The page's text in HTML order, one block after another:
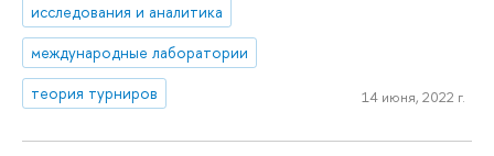
исследования и аналитика
международные лаборатории
теория турниров
14 июня, 2022 г.